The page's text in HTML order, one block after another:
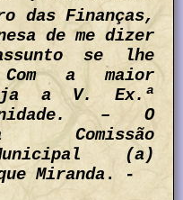
das Finanças,
de me dizer
se lhe
a maior
a V. Ex.ª
– O
Comissão
(a)
Miranda. -